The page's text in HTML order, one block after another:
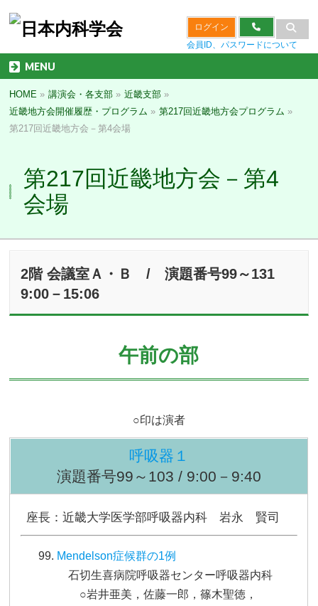
ログイン
会員ID、パスワードについて
MENU
HOME » 講演会・各支部 » 近畿支部 »
近畿地方会開催履歴・プログラム » 第217回近畿地方会プログラム »
第217回近畿地方会－第4会場
第217回近畿地方会－第4
会場
2階 会議室Ａ・Ｂ / 演題番号99～131
9:00－15:06
午前の部
○印は演者
呼吸器１
演題番号99～103 / 9:00－9:40
座長：近畿大学医学部呼吸器内科 岩永 賢司
Mendelson症候群の1例
石切生喜病院呼吸器センター呼吸器内科
○岩井亜美，佐藤一郎，篠木聖徳，